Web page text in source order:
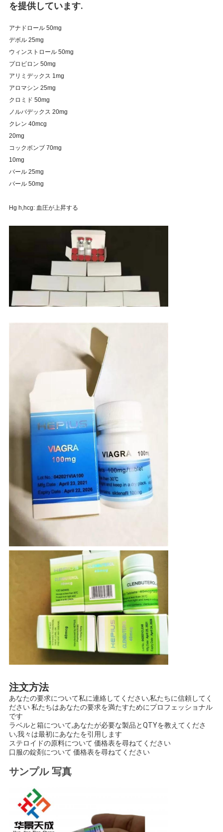
を提供しています.
アナドロール 50mg
デボル 25mg
ウィンストロール 50mg
プロビロン 50mg
アリミデックス 1mg
アロマシン 25mg
クロミド 50mg
ノルバデックス 20mg
クレン 40mcg
20mg
コックボンブ 70mg
10mg
バール 25mg
バール 50mg
Hg h,hcg: 血圧が上昇する
注文方法
あなたの要求について私に連絡してください,私たちに信頼してく
ださい 私たちはあなたの要求を満たすためにプロフェッショナル
です
ラベルと箱について,あなたが必要な製品とQTYを教えてくださ
い,我々は最初にあなたを引用します
ステロイドの原料について 価格表を尋ねてください
口服の錠剤について 価格表を尋ねてください
サンプル 写真